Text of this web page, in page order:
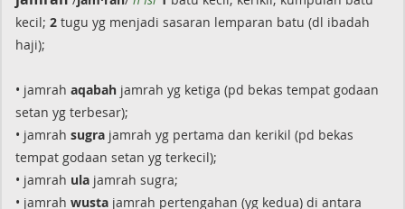
kecil; 2 tugu yg menjadi sasaran lemparan batu (dl ibadah
haji);
• jamrah aqabah jamrah yg ketiga (pd bekas tempat godaan
setan yg terbesar);
• jamrah sugra jamrah yg pertama dan kerikil (pd bekas
tempat godaan setan yg terkecil);
• jamrah ula jamrah sugra;
• jamrah wusta jamrah pertengahan (yg kedua) di antara